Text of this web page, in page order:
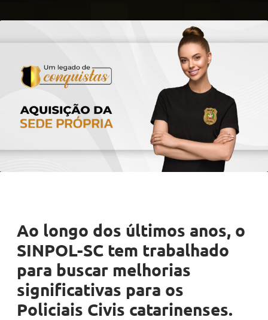
Ao longo dos últimos anos, o
SINPOL-SC tem trabalhado
para buscar melhorias
significativas para os
Policiais Civis catarinenses.